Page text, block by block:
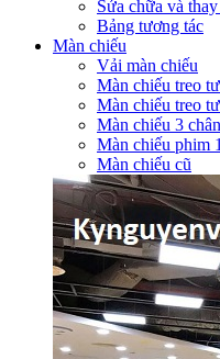
Sửa chữa và
Bảng tương tác
Màn chiếu
Vải màn chiếu
Màn chiếu treo
Màn chiếu treo
Màn chiếu 3
Màn chiếu phim
Màn chiếu cũ